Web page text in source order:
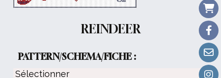
REINDEER
PATTERN/SCHEMA/FICHE :